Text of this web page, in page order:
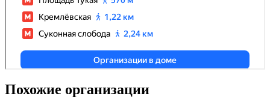
Похожие организации